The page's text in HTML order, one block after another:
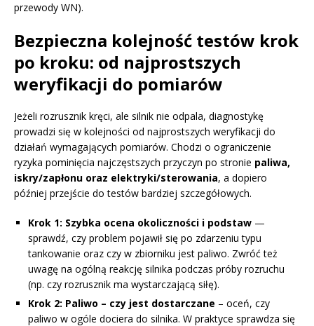
przewody WN).
Bezpieczna kolejność testów krok
po kroku: od najprostszych
weryfikacji do pomiarów
Jeżeli rozrusznik kręci, ale silnik nie odpala, diagnostykę
prowadzi się w kolejności od najprostszych weryfikacji do
działań wymagających pomiarów. Chodzi o ograniczenie
ryzyka pominięcia najczęstszych przyczyn po stronie paliwa,
iskry/zapłonu oraz elektryki/sterowania, a dopiero
później przejście do testów bardziej szczegółowych.
Krok 1: Szybka ocena okoliczności i podstaw —
sprawdź, czy problem pojawił się po zdarzeniu typu
tankowanie oraz czy w zbiorniku jest paliwo. Zwróć też
uwagę na ogólną reakcję silnika podczas próby rozruchu
(np. czy rozrusznik ma wystarczającą siłę).
Krok 2: Paliwo – czy jest dostarczane – oceń, czy
paliwo w ogóle dociera do silnika. W praktyce sprawdza się